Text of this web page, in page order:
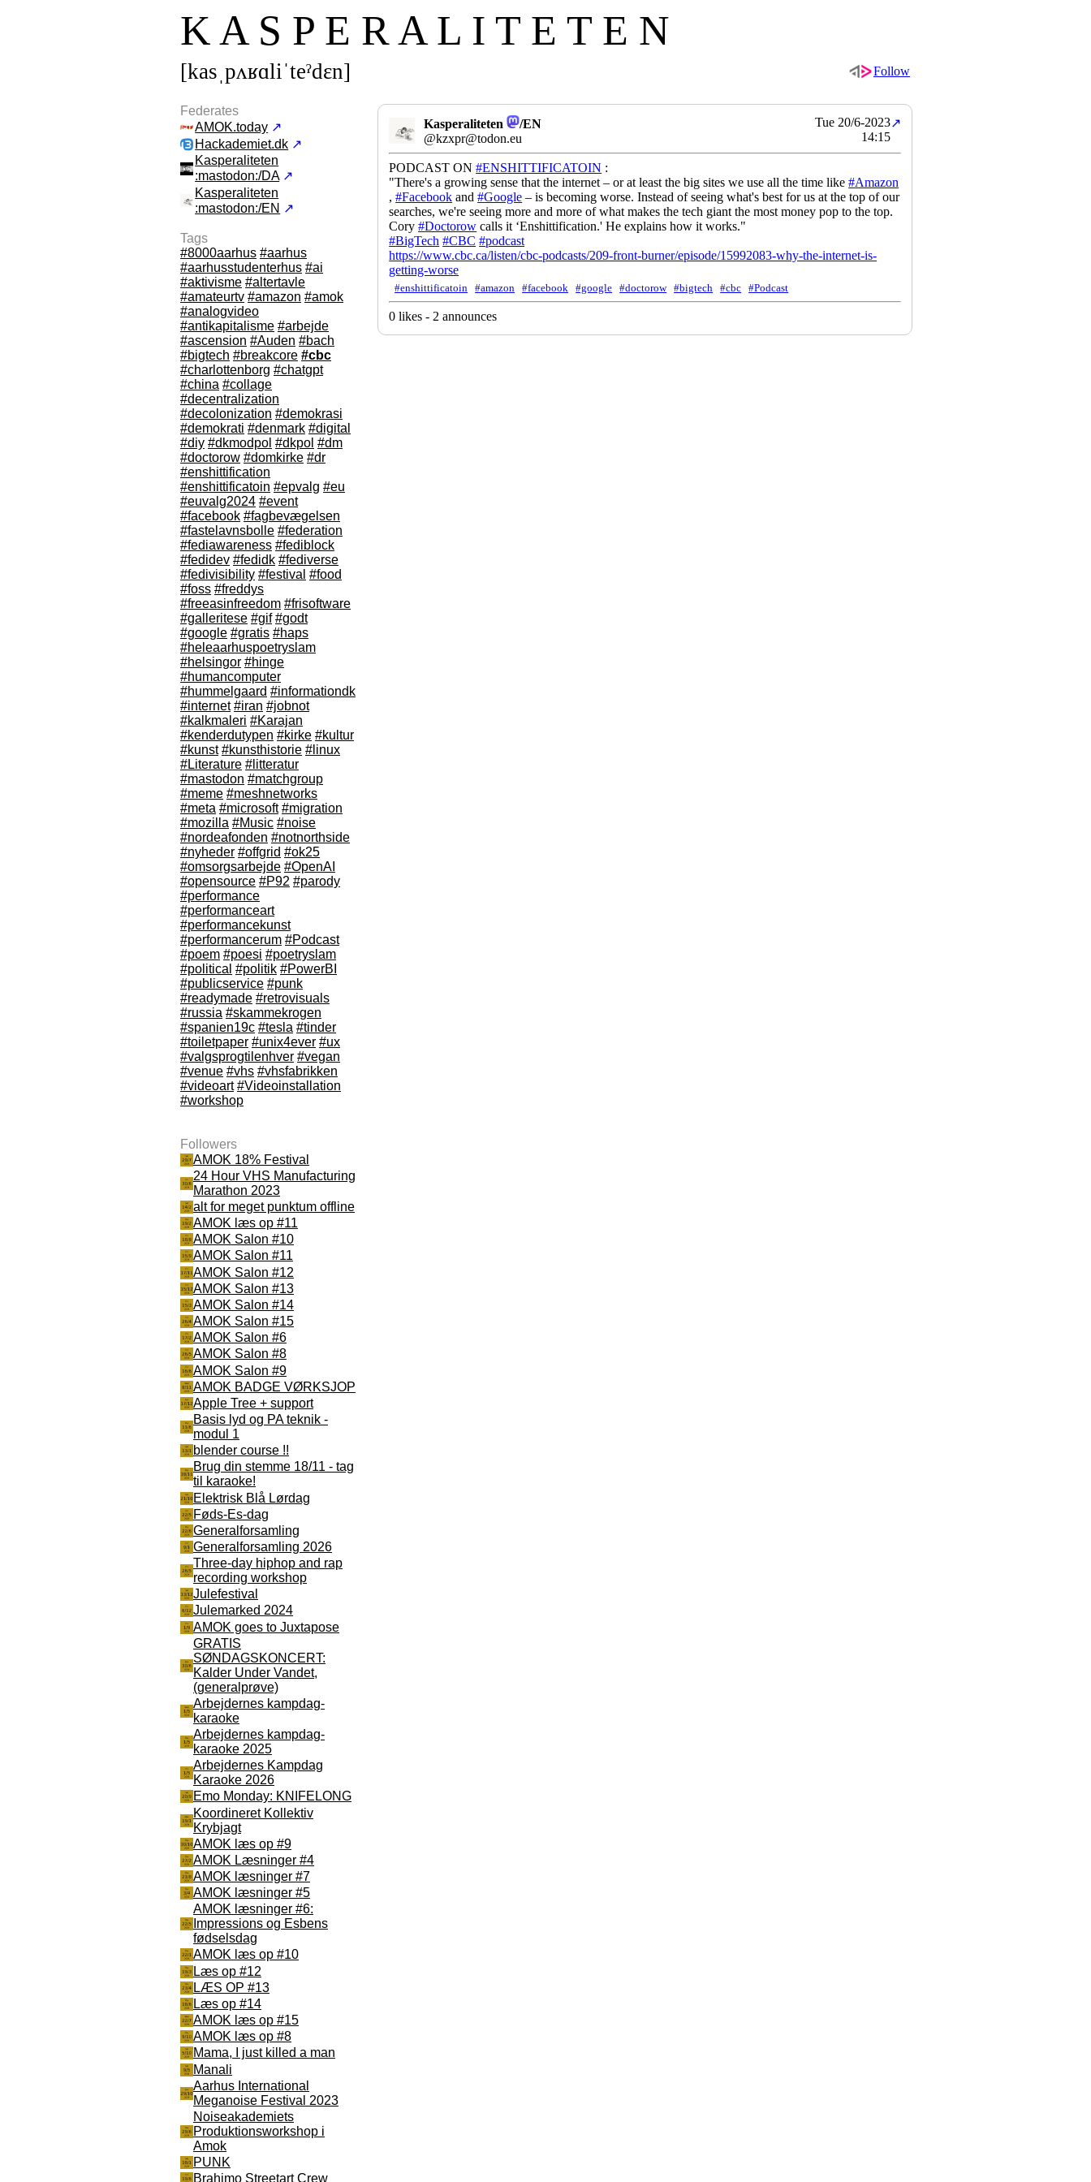
K A S P E R A L I T E T E N
[kasˌpʌʁɑliˈteˀdεn] Follow
Federates
AMOK.today ↗
Hackademiet.dk ↗
Kasperaliteten
:mastodon:/DA ↗
Kasperaliteten
:mastodon:/EN ↗
Tags
#8000aarhus #aarhus
#aarhusstudenterhus #ai
#aktivisme #altertavle
#amateurtv #amazon #amok
#analogvideo
#antikapitalisme #arbejde
#ascension #Auden #bach
#bigtech #breakcore #cbc
#charlottenborg #chatgpt
#china #collage
#decentralization
#decolonization #demokrasi
#demokrati #denmark #digital
#diy #dkmodpol #dkpol #dm
#doctorow #domkirke #dr
#enshittification
#enshittificatoin #epvalg #eu
#euvalg2024 #event
#facebook #fagbevægelsen
#fastelavnsbolle #federation
#fediawareness #fediblock
#fedidev #fedidk #fediverse
#fedivisibility #festival #food
#foss #freddys
#freeasinfreedom #frisoftware
#galleritese #gif #godt
#google #gratis #haps
#heleaarhuspoetryslam
#helsingor #hinge
#humancomputer
#hummelgaard #informationdk
#internet #iran #jobnot
#kalkmaleri #Karajan
#kenderdutypen #kirke #kultur
#kunst #kunsthistorie #linux
#Literature #litteratur
#mastodon #matchgroup
#meme #meshnetworks
#meta #microsoft #migration
#mozilla #Music #noise
#nordeafonden #notnorthside
#nyheder #offgrid #ok25
#omsorgsarbejde #OpenAI
#opensource #P92 #parody
#performance
#performanceart
#performancekunst
#performancerum #Podcast
#poem #poesi #poetryslam
#political #politik #PowerBI
#publicservice #punk
#readymade #retrovisuals
#russia #skammekrogen
#spanien19c #tesla #tinder
#toiletpaper #unix4ever #ux
#valgsprogtilenhver #vegan
#venue #vhs #vhsfabrikken
#videoart #Videoinstallation
#workshop
Followers
AMOK 18% Festival
24 Hour VHS Manufacturing
Marathon 2023
alt for meget punktum offline
AMOK læs op #11
AMOK Salon #10
AMOK Salon #11
AMOK Salon #12
AMOK Salon #13
AMOK Salon #14
AMOK Salon #15
AMOK Salon #6
AMOK Salon #8
AMOK Salon #9
AMOK BADGE VØRKSJOP
Apple Tree + support
Basis lyd og PA teknik -
modul 1
blender course !!
Brug din stemme 18/11 - tag
til karaoke!
Elektrisk Blå Lørdag
Føds-Es-dag
Generalforsamling
Generalforsamling 2026
Three-day hiphop and rap
recording workshop
Julefestival
Julemarked 2024
AMOK goes to Juxtapose
GRATIS
SØNDAGSKONCERT:
Kalder Under Vandet,
(generalprøve)
Arbejdernes kampdag-
karaoke
Arbejdernes kampdag-
karaoke 2025
Arbejdernes Kampdag
Karaoke 2026
Emo Monday: KNIFELONG
Koordineret Kollektiv
Krybjagt
AMOK læs op #9
AMOK Læsninger #4
AMOK læsninger #7
AMOK læsninger #5
AMOK læsninger #6:
Impressions og Esbens
fødselsdag
AMOK læs op #10
Læs op #12
LÆS OP #13
Læs op #14
AMOK læs op #15
AMOK læs op #8
Mama, I just killed a man
Manali
Aarhus International
Meganoise Festival 2023
Noiseakademiets
Produktionsworkshop i
Amok
PUNK
Brahimo Streetart Crew
Kasperaliteten
/EN
@kzxpr@todon.eu
Tue 20/6-2023
14:15
↗
PODCAST ON#ENSHITTIFICATOIN :
"There's a growing sense that the internet – or at least the big sites we use all the time like#Amazon
,#Facebook and#Google – is becoming worse. Instead of seeing what's best for us at the top of our
searches, we're seeing more and more of what makes the tech giant the most money pop to the top.
Cory#Doctorow calls it ‘Enshittification.' He explains how it works."
#BigTech #CBC #podcast
https://www.cbc.ca/listen/cbc-podcasts/209-front-burner/episode/15992083-why-the-internet-is-
getting-worse
#enshittificatoin #amazon #facebook #google #doctorow #bigtech #cbc #Podcast
0 likes - 2 announces